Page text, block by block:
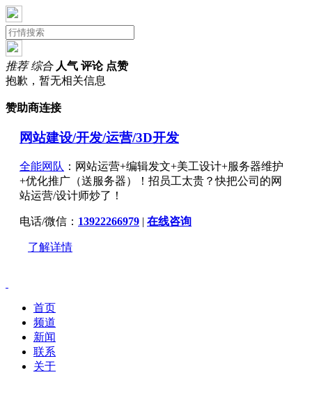
推荐 综合 人气 评论 点赞
抱歉，暂无相关信息
赞助商连接
网站建设/开发/运营/3D开发
全能网队 ：网站运营+编辑发文+美工设计+服务器维护
+优化推广（送服务器）！招员工太贵？快把公司的网
站运营/设计师炒了！
电话/微信： 13922266979 | 在线咨询
了解详情
首页
频道
新闻
联系
关于